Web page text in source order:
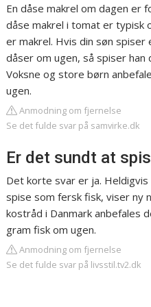
En dåse makrel om dagen
dåse makrel i tomat er typisk
er makrel. Hvis din søn
dåser om ugen, så spiser
Voksne og store børn
ugen.
Anmodning om fjernelse
Se det fulde svar på samvirke.dk
Er det sundt at
Det korte svar er ja.
spise som fersk fisk, viser ny
kostråd i Danmark anbefales
gram fisk om ugen.
Anmodning om fjernelse
Se det fulde svar på livsstil.tv2.dk